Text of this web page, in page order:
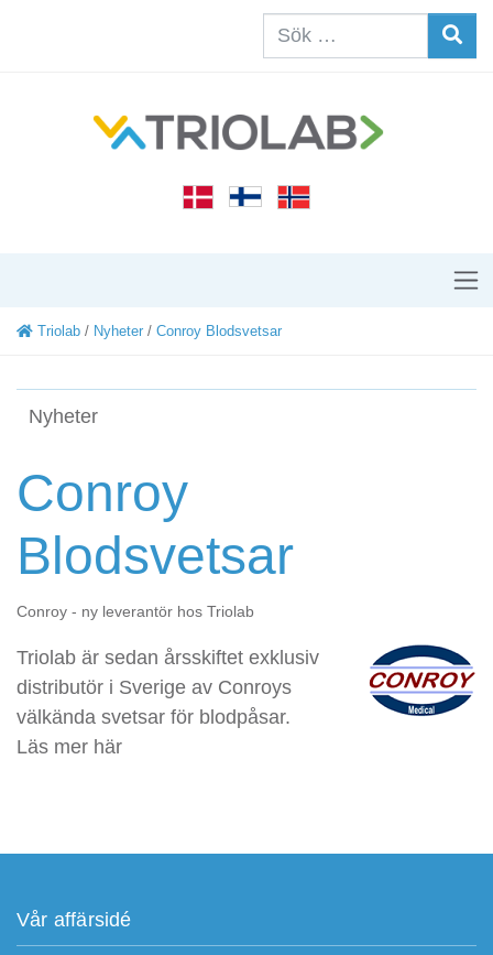
Triolab / Nyheter / Conroy Blodsvetsar
Nyheter
Conroy
Blodsvetsar
Conroy - ny leverantör hos Triolab
Triolab är sedan årsskiftet exklusiv
distributör i Sverige av Conroys
välkända svetsar för blodpåsar.
Läs mer här
Vår affärsidé